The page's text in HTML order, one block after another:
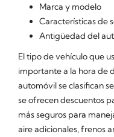
Marca y modelo
Características de
Antigüedad del
El tipo de vehículo que
importante a la hora de
automóvil se clasifican
se ofrecen descuentos
más seguros para
aire adicionales, frenos